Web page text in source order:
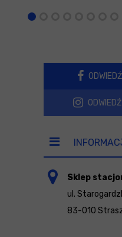
Sklep
ul.
83-010